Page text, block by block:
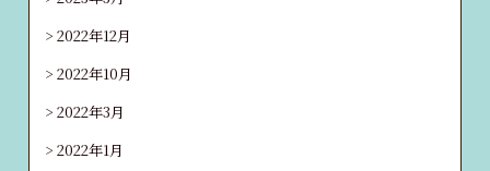
2022年12月
2022年10月
2022年3月
2022年1月